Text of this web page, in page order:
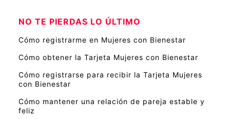
NO TE PIERDAS LO ÚLTIMO
Cómo registrarme en Mujeres con Bienestar
Cómo obtener la Tarjeta Mujeres con Bienestar
Cómo registrarse para recibir la Tarjeta Mujeres
con Bienestar
Cómo mantener una relación de pareja estable y
feliz